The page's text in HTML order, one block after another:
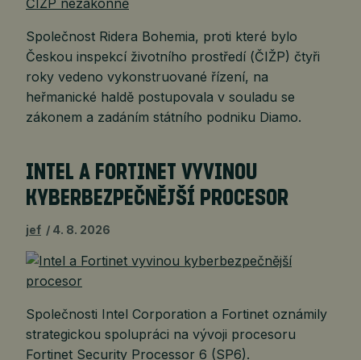
Společnost Ridera Bohemia, proti které bylo
Českou inspekcí životního prostředí (ČIŽP) čtyři
roky vedeno vykonstruované řízení, na
heřmanické haldě postupovala v souladu se
zákonem a zadáním státního podniku Diamo.
INTEL A FORTINET VYVINOU
KYBERBEZPEČNĚJŠÍ PROCESOR
jef 4. 8. 2026
Společnosti Intel Corporation a Fortinet oznámily
strategickou spolupráci na vývoji procesoru
Fortinet Security Processor 6 (SP6).